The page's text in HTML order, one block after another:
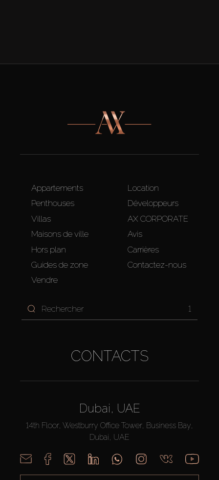
Appartements
Penthouses
Villas
Maisons de ville
Hors plan
Guides de zone
Vendre
Location
Développeurs
AX CORPORATE
Avis
Carrières
Contactez-nous
1
CONTACTS
Dubai, UAE
14th Floor, Westburry Office Tower, Business Bay,
Dubai, UAE